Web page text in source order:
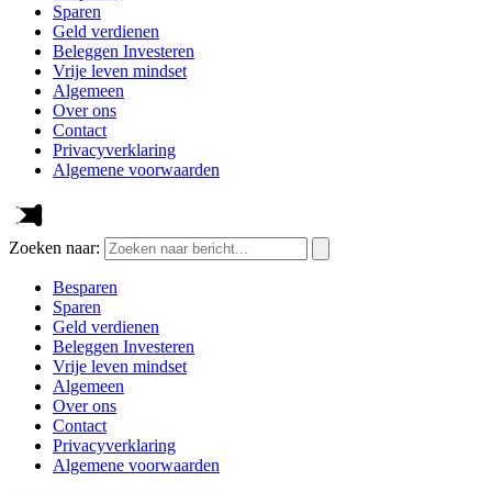
Sparen
Geld verdienen
Beleggen Investeren
Vrije leven mindset
Algemeen
Over ons
Contact
Privacyverklaring
Algemene voorwaarden
Zoeken naar:
Besparen
Sparen
Geld verdienen
Beleggen Investeren
Vrije leven mindset
Algemeen
Over ons
Contact
Privacyverklaring
Algemene voorwaarden